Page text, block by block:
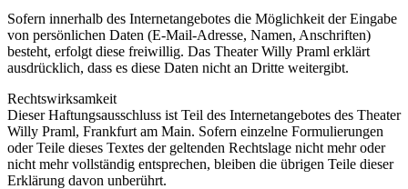
Sofern innerhalb des Internetangebotes die Möglichkeit der Eingabe
von persönlichen Daten (E-Mail-Adresse, Namen, Anschriften)
besteht, erfolgt diese freiwillig. Das Theater Willy Praml erklärt
ausdrücklich, dass es diese Daten nicht an Dritte weitergibt.
Rechtswirksamkeit
Dieser Haftungsausschluss ist Teil des Internetangebotes des Theater
Willy Praml, Frankfurt am Main. Sofern einzelne Formulierungen
oder Teile dieses Textes der geltenden Rechtslage nicht mehr oder
nicht mehr vollständig entsprechen, bleiben die übrigen Teile dieser
Erklärung davon unberührt.